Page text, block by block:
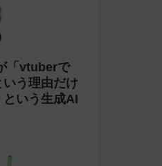
「vtuberで
う理由だけ
いう生成AI